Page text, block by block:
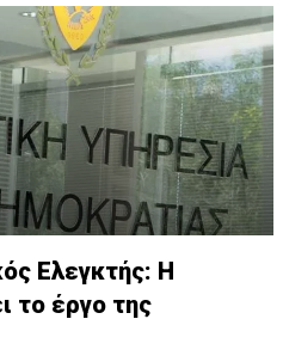
Ελεγκτής: H
το έργο της